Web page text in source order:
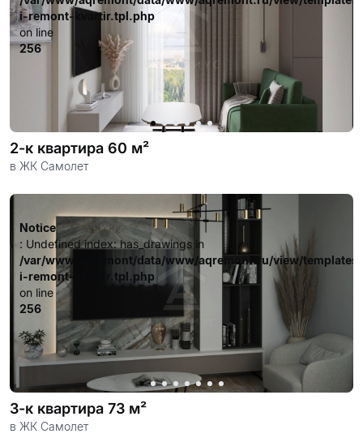
i-remont-kvartir.tpl.php
on line
256
2-к квартира 60 м²
в ЖК Самолет
Notice
: Undefined index: has_drawings in
/var/www/aqremont/data/www/aqremont.ru/view/
i-remont-kvartir.tpl.php
on line
256
3-к квартира 73 м²
в ЖК Самолет